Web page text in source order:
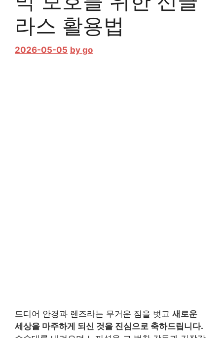
라스 활용법
2026-05-05 by go
드디어 안경과 렌즈라는 무거운 짐을 벗고 새로운
세상을 마주하게 되신 것을 진심으로 축하드립니다.